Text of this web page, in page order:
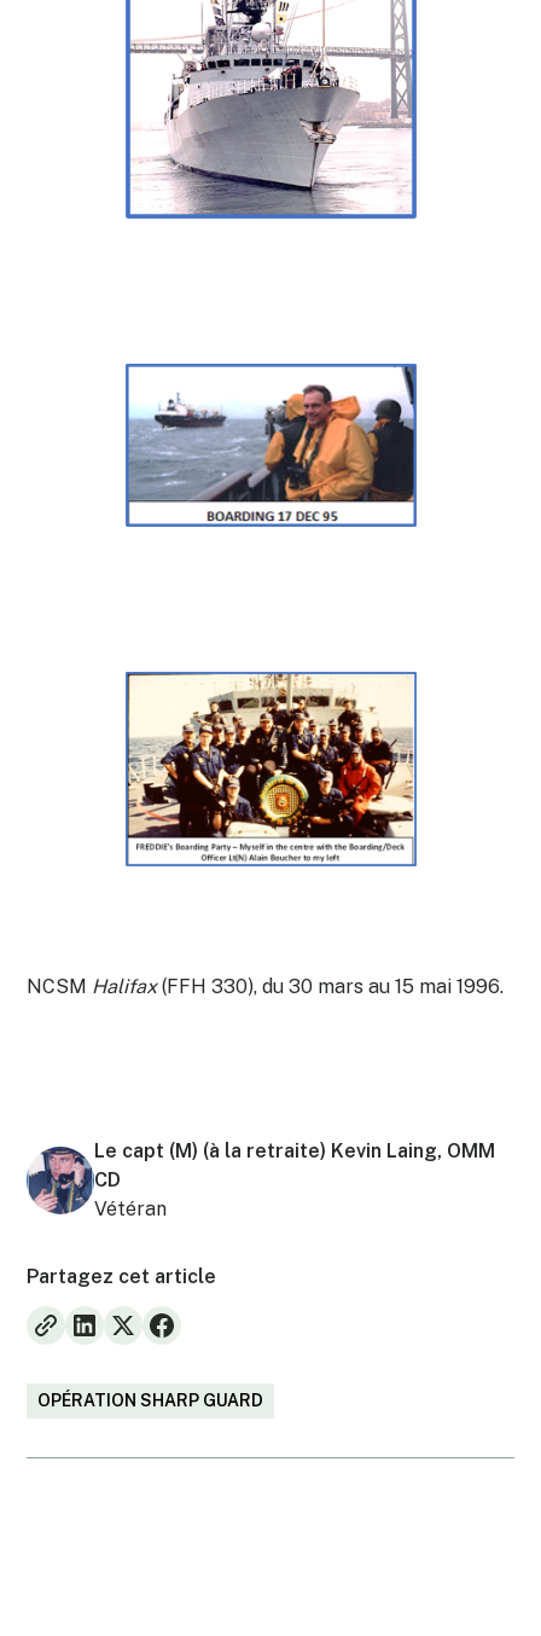
NCSM Halifax(FFH 330), du 30 mars au 15 mai 1996.
Le capt (M) (à la retraite) Kevin Laing, OMM
CD
Vétéran
Partagez cet article
OPÉRATION SHARP GUARD